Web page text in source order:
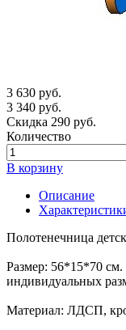
3 630 руб.
3 340 руб.
Скидка 290 руб.
Количество
В корзину
Описание
Полотенечница
Размер: 56*15*70
индивидуальных
Материал: ЛДСП,